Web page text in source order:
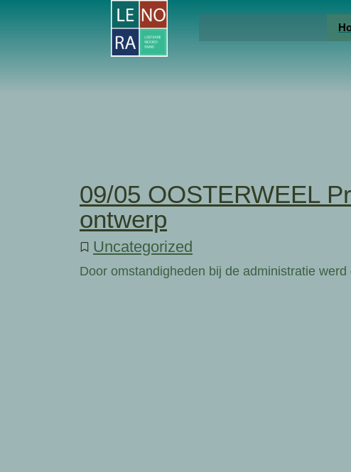
09/05 OOSTERWEEL
ontwerp
Uncategorized
Door omstandigheden bij de administratie